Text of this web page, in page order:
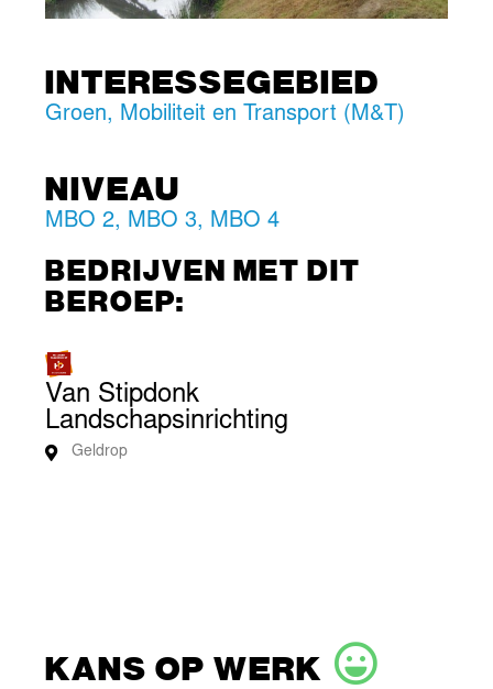
INTERESSEGEBIED
Groen, Mobiliteit en Transport (M&T)
NIVEAU
MBO 2, MBO 3, MBO 4
BEDRIJVEN MET DIT
BEROEP:
Van Stipdonk
Landschapsinrichting
Geldrop
KANS OP WERK